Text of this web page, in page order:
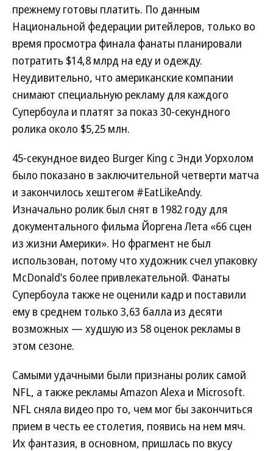
прежнему готовы платить. По данным
Национальной федерации ритейлеров, только во
время просмотра финала фанаты планировали
потратить $14,8 млрд на еду и одежду.
Неудивительно, что американские компании
снимают специальную рекламу для каждого
Супербоула и платят за показ 30-секундного
ролика около $5,25 млн.
45-секундное видео Burger King с Энди Уорхолом
было показано в заключительной четверти матча
и закончилось хештегом #EatLikeAndy.
Изначально ролик был снят в 1982 году для
документального фильма Йоргена Лета «66 сцен
из жизни Америки». Но фрагмент не был
использован, потому что художник счел упаковку
McDonald’s более привлекательной. Фанаты
Супербоула также не оценили кадр и поставили
ему в среднем только 3,63 балла из десяти
возможных — худшую из 58 оценок рекламы в
этом сезоне.
Самыми удачными были признаны ролик самой
NFL, а также рекламы Amazon Alexa и Microsoft.
NFL сняла видео про то, чем мог бы закончиться
прием в честь ее столетия, появись на нем мяч.
Их фантазия, в основном, пришлась по вкусу